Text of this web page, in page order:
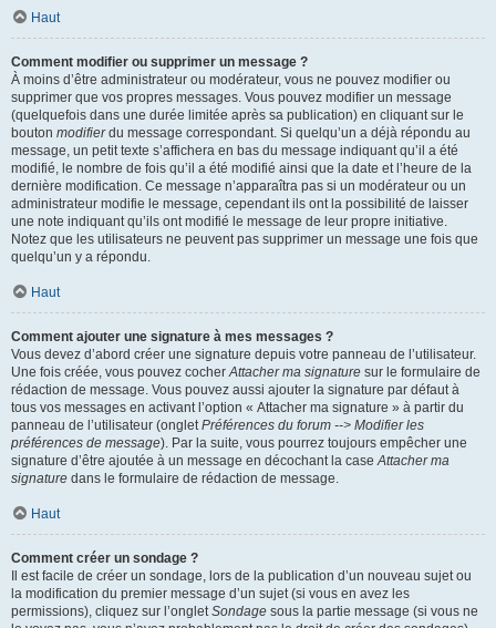
Haut
Comment modifier ou supprimer un message ?
À moins d’être administrateur ou modérateur, vous ne pouvez modifier ou
supprimer que vos propres messages. Vous pouvez modifier un message
(quelquefois dans une durée limitée après sa publication) en cliquant sur le
bouton modifierdu message correspondant. Si quelqu’un a déjà répondu au
message, un petit texte s’affichera en bas du message indiquant qu’il a été
modifié, le nombre de fois qu’il a été modifié ainsi que la date et l’heure de la
dernière modification. Ce message n’apparaîtra pas si un modérateur ou un
administrateur modifie le message, cependant ils ont la possibilité de laisser
une note indiquant qu’ils ont modifié le message de leur propre initiative.
Notez que les utilisateurs ne peuvent pas supprimer un message une fois que
quelqu’un y a répondu.
Haut
Comment ajouter une signature à mes messages ?
Vous devez d’abord créer une signature depuis votre panneau de l’utilisateur.
Une fois créée, vous pouvez cocherAttacher ma signature sur le formulaire de
rédaction de message. Vous pouvez aussi ajouter la signature par défaut à
tous vos messages en activant l’option « Attacher ma signature » à partir du
panneau de l’utilisateur (ongletPréférences du forum --> Modifier les
préférences de message). Par la suite, vous pourrez toujours empêcher une
signature d’être ajoutée à un message en décochant la caseAttacher ma
signature dans le formulaire de rédaction de message.
Haut
Comment créer un sondage ?
Il est facile de créer un sondage, lors de la publication d’un nouveau sujet ou
la modification du premier message d’un sujet (si vous en avez les
permissions), cliquez sur l’ongletSondage sous la partie message (si vous ne